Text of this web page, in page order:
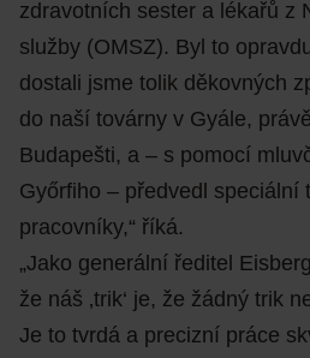
zdravotních sester a lékařů z
služby (OMSZ). Byl to
dostali jsme tolik děkovných
do naší továrny v Gyále,
Budapešti, a – s pomocí
Győrfiho – předvedl speciální
pracovníky,“ říká.
„Jako generální ředitel
že náš ‚trik‘ je, že žádný trik
Je to tvrdá a precizní práce